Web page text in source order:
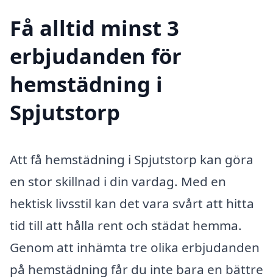
Få alltid minst 3
erbjudanden för
hemstädning i
Spjutstorp
Att få hemstädning i Spjutstorp kan göra
en stor skillnad i din vardag. Med en
hektisk livsstil kan det vara svårt att hitta
tid till att hålla rent och städat hemma.
Genom att inhämta tre olika erbjudanden
på hemstädning får du inte bara en bättre